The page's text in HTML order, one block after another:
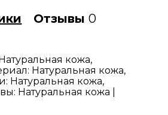
Отзывы0
кожа,
Натуральная кожа,
Натуральная кожа,
Натуральная кожа |